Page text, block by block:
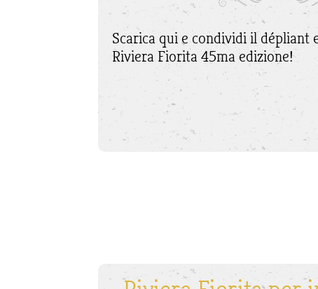
Scarica qui e condividi il dépliant
Riviera Fiorita 45ma edizione!